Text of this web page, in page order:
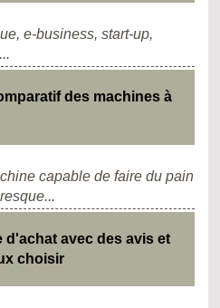
e-business, start-up,
des machines à
capable de faire du pain
d'achat avec des avis et
choisir